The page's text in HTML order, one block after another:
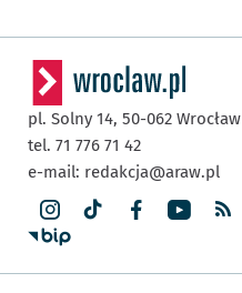
pl. Solny 14, 50-062 Wrocław
tel. 71 776 71 42
e-mail: redakcja@araw.pl